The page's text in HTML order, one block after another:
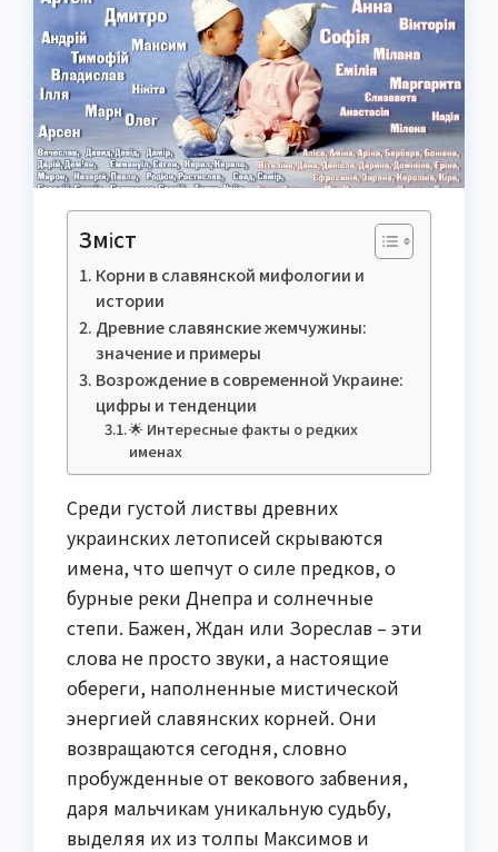
Зміст
Корни в славянской мифологии и
истории
Древние славянские жемчужины:
значение и примеры
Возрождение в современной Украине:
цифры и тенденции
🌟 Интересные факты о редких
именах
Среди густой листвы древних
украинских летописей скрываются
имена, что шепчут о силе предков, о
бурные реки Днепра и солнечные
степи. Бажен, Ждан или Зореслав – эти
слова не просто звуки, а настоящие
обереги, наполненные мистической
энергией славянских корней. Они
возвращаются сегодня, словно
пробужденные от векового забвения,
даря мальчикам уникальную судьбу,
выделяя их из толпы Максимов и